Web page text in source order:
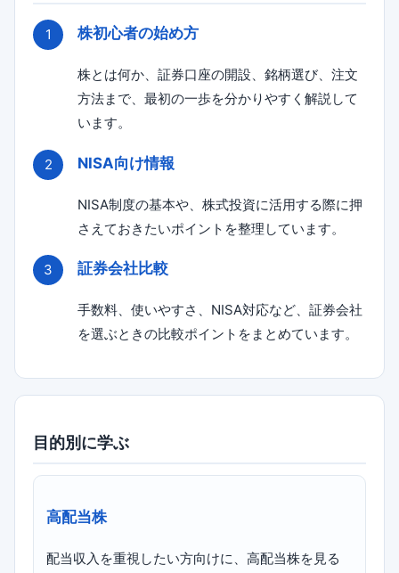
株初心者の始め方
株とは何か、証券口座の開設、銘柄選び、注文
方法まで、最初の一歩を分かりやすく解説して
います。
NISA向け情報
NISA制度の基本や、株式投資に活用する際に押
さえておきたいポイントを整理しています。
証券会社比較
手数料、使いやすさ、NISA対応など、証券会社
を選ぶときの比較ポイントをまとめています。
目的別に学ぶ
高配当株
配当収入を重視したい方向けに、高配当株を見る